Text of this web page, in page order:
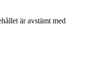
är avstämt med